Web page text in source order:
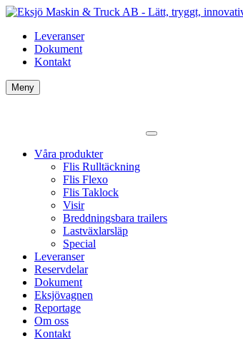
Leveranser
Dokument
Kontakt
Meny
Våra produkter
Flis Rulltäckning
Flis Flexo
Flis Taklock
Visir
Breddningsbara trailers
Lastväxlarsläp
Special
Leveranser
Reservdelar
Dokument
Eksjövagnen
Reportage
Om oss
Kontakt